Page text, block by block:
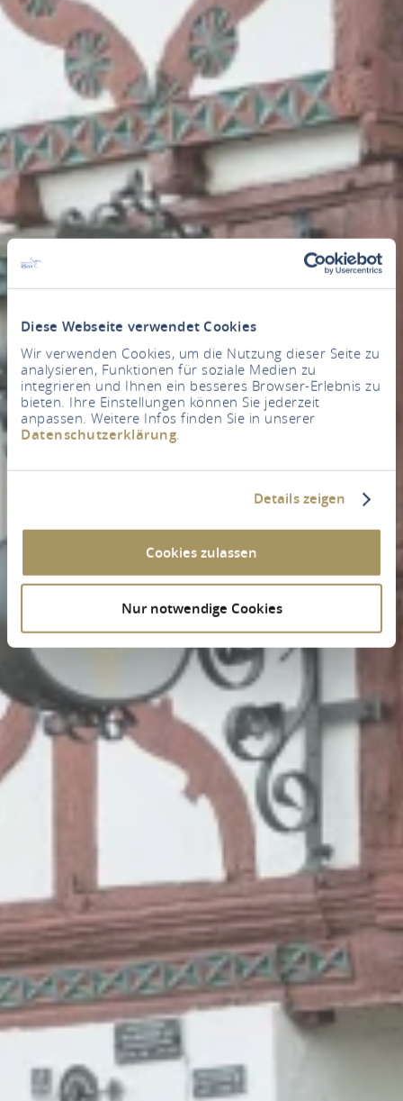
Diese Webseite verwendet Cookies
Wir verwenden Cookies, um die Nutzung dieser Seite zu
analysieren, Funktionen für soziale Medien zu
integrieren und Ihnen ein besseres Browser-Erlebnis zu
bieten. Ihre Einstellungen können Sie jederzeit
anpassen. Weitere Infos finden Sie in unserer
Datenschutzerklärung.
Details zeigen
Cookies zulassen
Nur notwendige Cookies